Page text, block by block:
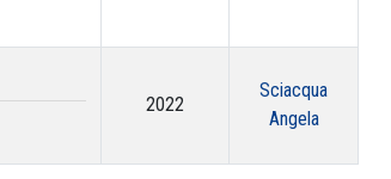
2022
Sciacqua
Angela